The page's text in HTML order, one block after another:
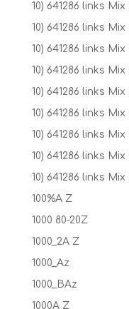
10) 641286 links
10) 641286 links
10) 641286 links
10) 641286 links
10) 641286 links
10) 641286 links
10) 641286 links
10) 641286 links
10) 641286 links
100%A Z
1000 80-20Z
1000_2A Z
1000_Az
1000_BAz
1000A Z